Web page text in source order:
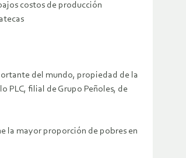
costos de producción
del mundo, propiedad de la
PLC, filial de Grupo Peñoles, de
la mayor proporción de pobres en